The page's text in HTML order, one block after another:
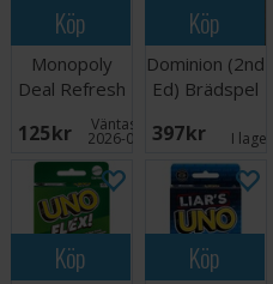
20+
Köp
Monopoly
Deal Refresh
Kortspel
125 SEK Väntas in:
2026-08-31
Köp
Dominion (2nd
Ed) Brädspel
397 SEK I
Köp Köp